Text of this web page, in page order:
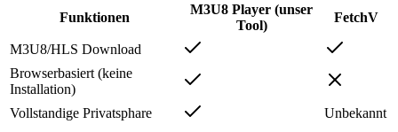
Funktionen
M3U8 Player (unser
Tool)
FetchV
M3U8/HLS Download
Browserbasiert (keine
Installation)
Vollstandige Privatsphare
Unbekannt